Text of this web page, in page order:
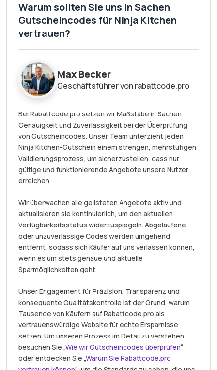
Warum sollten Sie uns in Sachen
Gutscheincodes für Ninja Kitchen
vertrauen?
Max Becker
Geschäftsführer von rabattcode.pro
Bei Rabattcode.pro setzen wir Maßstäbe in Sachen
Genauigkeit und Zuverlässigkeit bei der Überprüfung
von Gutscheincodes. Unser Team unterzieht jeden
Ninja Kitchen-Gutschein einem strengen, mehrstufigen
Validierungsprozess, um sicherzustellen, dass nur
gültige und funktionierende Angebote unsere Nutzer
erreichen.
Wir überwachen alle gelisteten Angebote aktiv und
aktualisieren sie kontinuierlich, um den aktuellen
Verfügbarkeitsstatus widerzuspiegeln. Abgelaufene
oder unzuverlässige Codes werden umgehend
entfernt, sodass sich Käufer auf uns verlassen können,
wenn es um stets genaue und aktuelle
Sparmöglichkeiten geht.
Unser Engagement für Präzision, Transparenz und
konsequente Qualitätskontrolle ist der Grund, warum
Tausende von Käufern auf Rabattcode.pro als
vertrauenswürdige Website für echte Ersparnisse
setzen. Um unseren Prozess im Detail zu verstehen,
besuchen Sie „Wie wir Gutscheincodes überprüfen“
oder entdecken Sie „Warum Sie Rabattcode.pro